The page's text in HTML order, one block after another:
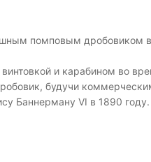
помповым дробовиком
и карабином во
будучи
Баннерману VI в 1890 году.